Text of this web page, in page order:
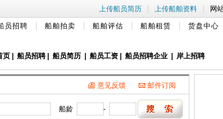
上传船员简历 | 上传船舶资料 | 网
员招聘 船舶拍卖 船舶评估 船舶租赁 货盘中心
页 船员招聘| 船员简历 船员工资 船员招聘企业 岸上招聘
船龄 -
意见反馈 邮件订阅